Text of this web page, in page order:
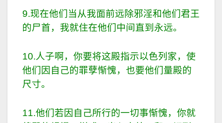
9.现在他们当从我面前远除邪淫和他们君王
的尸首，我就住在他们中间直到永远。
10.人子啊，你要将这殿指示以色列家，使
他们因自己的罪孽惭愧，也要他们量殿的
尺寸。
11.他们若因自己所行的一切事惭愧，你就